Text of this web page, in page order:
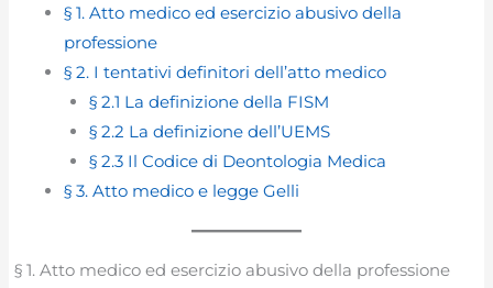
§ 1. Atto medico ed esercizio abusivo della
professione
§ 2. I tentativi definitori dell’atto medico
§ 2.1 La definizione della FISM
§ 2.2 La definizione dell’UEMS
§ 2.3 Il Codice di Deontologia Medica
§ 3. Atto medico e legge Gelli
§ 1. Atto medico ed esercizio abusivo della professione